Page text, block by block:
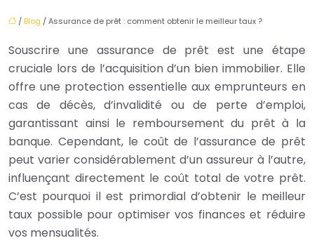
/ Blog / Assurance de prêt : comment obtenir le meilleur taux ?
Souscrire une assurance de prêt est une étape
cruciale lors de l’acquisition d’un bien immobilier. Elle
offre une protection essentielle aux emprunteurs en
cas de décès, d’invalidité ou de perte d’emploi,
garantissant ainsi le remboursement du prêt à la
banque. Cependant, le coût de l’assurance de prêt
peut varier considérablement d’un assureur à l’autre,
influençant directement le coût total de votre prêt.
C’est pourquoi il est primordial d’obtenir le meilleur
taux possible pour optimiser vos finances et réduire
vos mensualités.